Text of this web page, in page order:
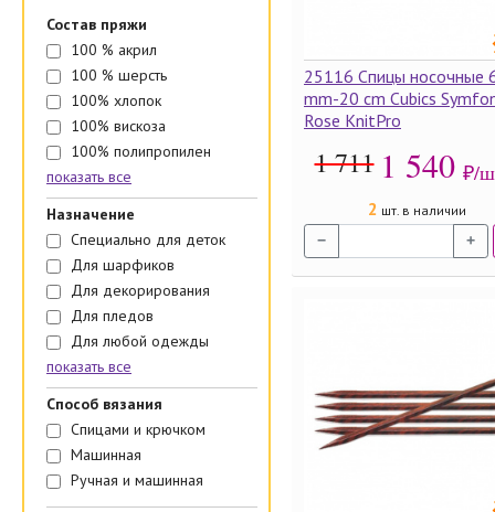
Состав пряжи
100 % акрил
100 % шерсть
100% хлопок
100% вискоза
100% полипропилен
показать все
Назначение
Специально для деток
Для шарфиков
Для декорирования
Для пледов
Для любой одежды
показать все
Способ вязания
Спицами и крючком
Машинная
Ручная и машинная
25116 Спицы носочные
mm-20 cm Cubics
Rose KnitPro
1 711 1 540 ₽/
2 шт. в наличии
− +